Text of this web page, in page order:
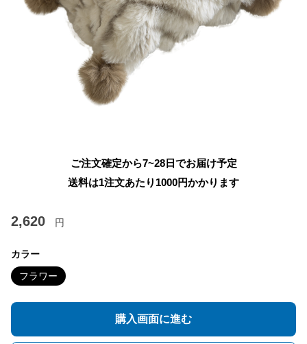
ご注文確定から7~28日でお届け予定
送料は1注文あたり 1000円かかります
2,620 円
カラー
フラワー
購入画面に進む